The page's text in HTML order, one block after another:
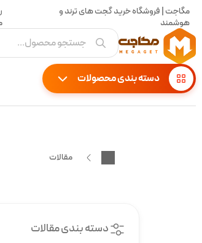
مگاجت | فروشگاه خرید گجت های ترند و
هوشمند
جستجو محصول...
دسته بندی محصولات
مقالات
دسته بندی مقالات